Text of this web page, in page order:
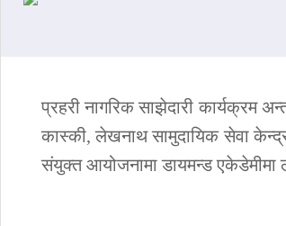
प्रहरी नागरिक साझेदारी कार्यक्रम
कास्की, लेखनाथ सामुदायिक सेवा
संयुक्त आयोजनामा डायमन्ड